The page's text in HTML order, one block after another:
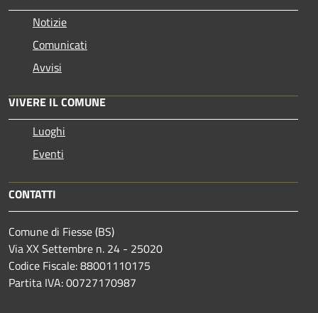
Notizie
Comunicati
Avvisi
VIVERE IL COMUNE
Luoghi
Eventi
CONTATTI
Comune di Fiesse (BS)
Via XX Settembre n. 24 - 25020
Codice Fiscale: 88001110175
Partita IVA: 00727170987